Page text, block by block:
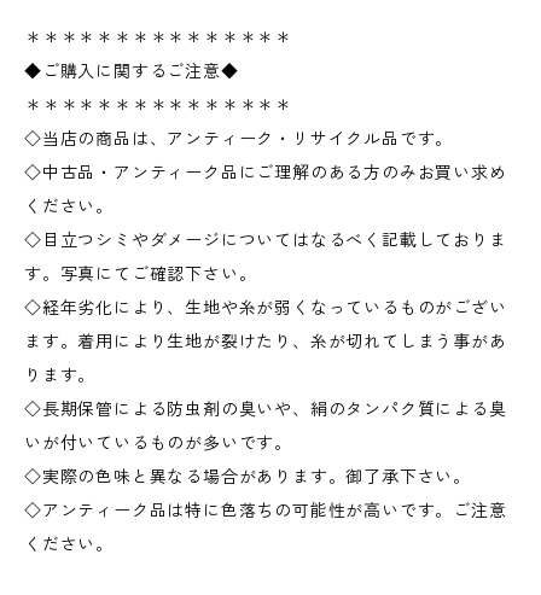
＊＊＊＊＊＊＊＊＊＊＊＊＊＊＊
◆ご購入に関するご注意◆
＊＊＊＊＊＊＊＊＊＊＊＊＊＊＊
◇当店の商品は、アンティーク・リサイクル品です。
◇中古品・アンティーク品にご理解のある方のみお買い求め
ください。
◇目立つシミやダメージについてはなるべく記載しておりま
す。写真にてご確認下さい。
◇経年劣化により、生地や糸が弱くなっているものがござい
ます。着用により生地が裂けたり、糸が切れてしまう事があ
ります。
◇長期保管による防虫剤の臭いや、絹のタンパク質による臭
いが付いているものが多いです。
◇実際の色味と異なる場合があります。御了承下さい。
◇アンティーク品は特に色落ちの可能性が高いです。ご注意
ください。